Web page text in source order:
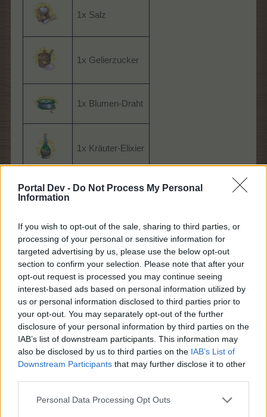
Portal Dev - Do Not Process My Personal
Information
If you wish to opt-out of the sale, sharing to third parties, or
processing of your personal or sensitive information for
targeted advertising by us, please use the below opt-out
section to confirm your selection. Please note that after your
opt-out request is processed you may continue seeing
interest-based ads based on personal information utilized by
us or personal information disclosed to third parties prior to
your opt-out. You may separately opt-out of the further
disclosure of your personal information by third parties on the
IAB’s list of downstream participants. This information may
also be disclosed by us to third parties on the IAB’s List of
Downstream Participants that may further disclose it to other
Personal Data Processing Opt Outs
1x Salz
1x Gelierzucker
1x Blumen-Draht
1x Kräuter-Elixier
1x Alraune
Zuletzt bearbeitet von Moderator:
4 Dezember 2020
DJAdonis,babzychen53,Paula011960und1 weiteren Persongefällt dies.
*Mushu*
Board Administrator
Team Farmerama DE
Die Vogel-Box